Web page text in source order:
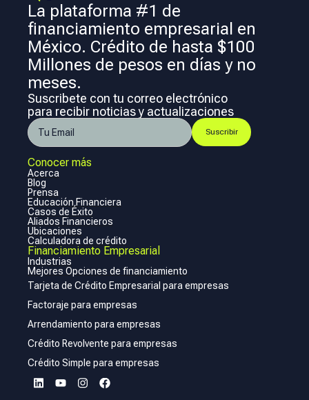
La plataforma #1 de
financiamiento empresarial en
México. Crédito de hasta $100
Millones de pesos en días y no
meses.
Suscribete con tu correo electrónico
para recibir noticias y actualizaciones
Conocer más
Acerca
Blog
Prensa
Educación Financiera
Casos de Éxito
Aliados Financieros
Ubicaciones
Calculadora de crédito
Financiamiento Empresarial
Industrias
Mejores Opciones de financiamiento
Tarjeta de Crédito Empresarial para empresas
Factoraje para empresas
Arrendamiento para empresas
Crédito Revolvente para empresas
Crédito Simple para empresas